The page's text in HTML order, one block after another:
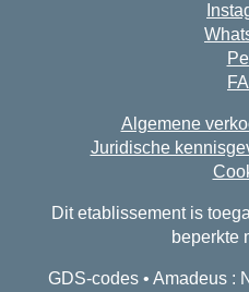
Algemene
Juridische
Dit etablissement is
beperkte
GDS-codes • Amadeus :